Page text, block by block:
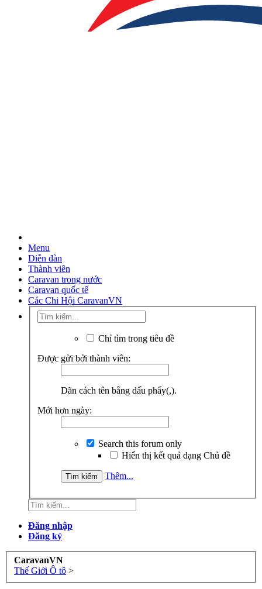
Menu
Diễn đàn
Thành viên
Caravan trong nước
Caravan quốc tế
Các Chi Hội CaravanVN
Chỉ tìm trong tiêu đề
Được gửi bởi thành viên:
Dãn cách tên bằng dấu phẩy(,).
Mới hơn ngày:
Search this forum only
Hiển thị kết quả dạng Chủ đề
Thêm...
Đăng nhập
Đăng ký
CaravanVN
Thế Giới Ô tô >